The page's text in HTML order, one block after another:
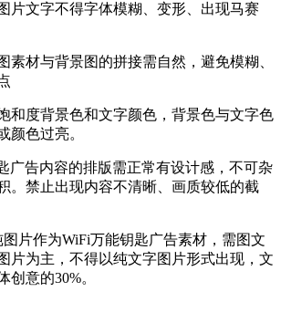
片文字不得字体模糊、变形、出现马赛
素材与背景图的拼接需自然，避免模糊、
和度背景色和文字颜色，背景色与文字色
颜色过亮。
广告内容的排版需正常有设计感，不可杂
。禁止出现内容不清晰、画质较低的截
图片作为WiFi万能钥匙广告素材，需图文
片为主，不得以纯文字图片形式出现，文
创意的30%。